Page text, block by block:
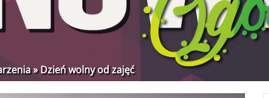
»Dzień wolny od zajęć